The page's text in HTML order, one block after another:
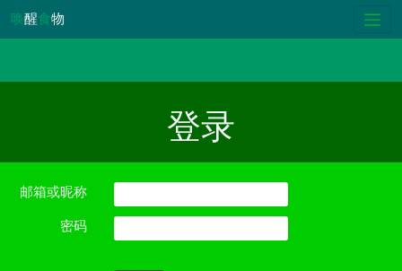
唤醒食物
登录
邮箱或昵称
密码